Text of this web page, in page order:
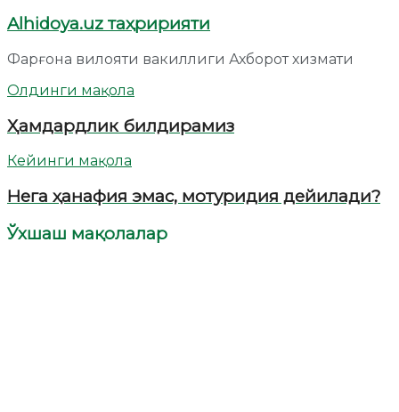
Alhidoya.uz таҳририяти
Фарғона вилояти вакиллиги Ахборот хизмати
Олдинги мақола
Ҳамдардлик билдирамиз
Кейинги мақола
Нега ҳанафия эмас, мотуридия дейилади?
Ўхшаш мақолалар